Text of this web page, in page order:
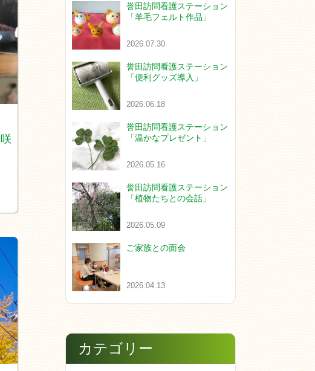
誉田訪問看護ステーション
「羊毛フェルト作品」
2026.07.30
誉田訪問看護ステーション
「便利グッズ導入」
2026.06.18
誉田訪問看護ステーション
「温かなプレゼント」
2026.05.16
誉田訪問看護ステーション
「植物たちとの会話」
2026.05.09
ご家族との面会
2026.04.13
カテゴリー